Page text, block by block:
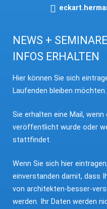
NEWS +
INFOS ERHALTEN
Hier können Sie sich
Laufenden bleiben möchten.
Sie erhalten eine Mail, wenn
veröffentlicht wurde oder
stattfindet.
Wenn Sie sich hier
einverstanden damit, dass
von architekten-besser-
werden. Ihr Daten werden